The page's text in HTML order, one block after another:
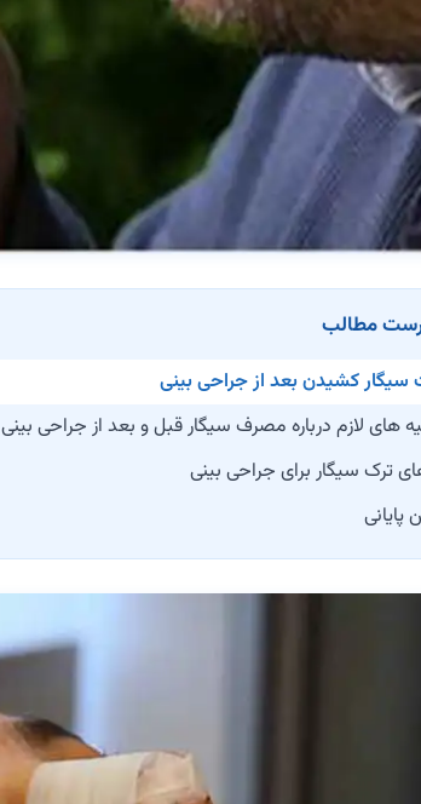
مطالب
سیگار کشیدن بعد از جراحی بینی
های لازم درباره مصرف سیگار قبل و بعد از جراحی بینی
ترک سیگار برای جراحی بینی